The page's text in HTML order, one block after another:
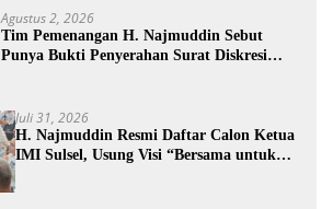
Agustus 2, 2026
Tim Pemenangan H. Najmuddin Sebut
Punya Bukti Penyerahan Surat Diskresi
Juli 31, 2026
H. Najmuddin Resmi Daftar Calon Ketua
IMI Sulsel, Usung Visi “Bersama untuk